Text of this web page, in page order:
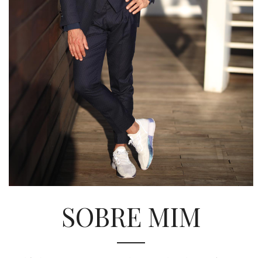
SOBRE MIM